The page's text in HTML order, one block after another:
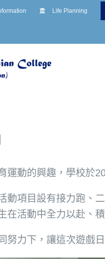
Life Planning
運動的興趣，學校於
動項目設有接力跑、
在活動中全力以赴、積
努力下，讓這次遊戲